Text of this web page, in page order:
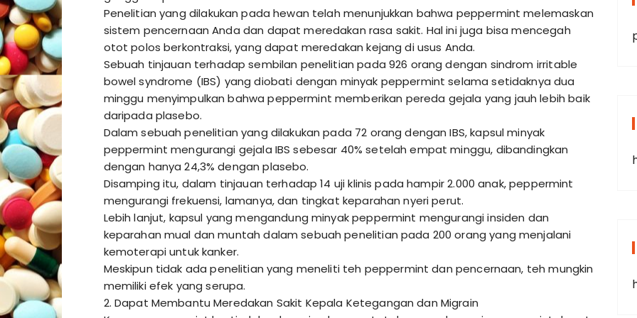
Penelitian yang dilakukan pada hewan telah menunjukkan bahwa peppermint melemaskan
sistem pencernaan Anda dan dapat meredakan rasa sakit. Hal ini juga bisa mencegah
otot polos berkontraksi, yang dapat meredakan kejang di usus Anda.
Sebuah tinjauan terhadap sembilan penelitian pada 926 orang dengan sindrom irritable
bowel syndrome (IBS) yang diobati dengan minyak peppermint selama setidaknya dua
minggu menyimpulkan bahwa peppermint memberikan pereda gejala yang jauh lebih baik
daripada plasebo.
Dalam sebuah penelitian yang dilakukan pada 72 orang dengan IBS, kapsul minyak
peppermint mengurangi gejala IBS sebesar 40% setelah empat minggu, dibandingkan
dengan hanya 24,3% dengan plasebo.
Disamping itu, dalam tinjauan terhadap 14 uji klinis pada hampir 2.000 anak, peppermint
mengurangi frekuensi, lamanya, dan tingkat keparahan nyeri perut.
Lebih lanjut, kapsul yang mengandung minyak peppermint mengurangi insiden dan
keparahan mual dan muntah dalam sebuah penelitian pada 200 orang yang menjalani
kemoterapi untuk kanker.
Meskipun tidak ada penelitian yang meneliti teh peppermint dan pencernaan, teh mungkin
memiliki efek yang serupa.
2. Dapat Membantu Meredakan Sakit Kepala Ketegangan dan Migrain